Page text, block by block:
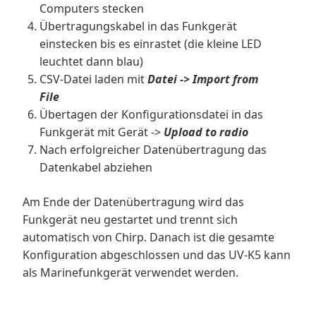
Computers stecken
Übertragungskabel in das Funkgerät
einstecken bis es einrastet (die kleine LED
leuchtet dann blau)
CSV-Datei laden mitDatei -> Import from
File
Übertagen der Konfigurationsdatei in das
Funkgerät mit Gerät -> Upload to radio
Nach erfolgreicher Datenübertragung das
Datenkabel abziehen
Am Ende der Datenübertragung wird das
Funkgerät neu gestartet und trennt sich
automatisch von Chirp. Danach ist die gesamte
Konfiguration abgeschlossen und das UV-K5 kann
als Marinefunkgerät verwendet werden.